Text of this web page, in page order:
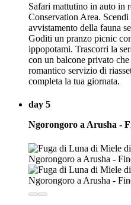
Safari mattutino in auto in
Conservation Area.
avvistamento della fauna
Goditi un pranzo picnic
ippopotami. Trascorri la
con un balcone privato
romantico servizio di
completa la tua giornata.
day 5
Ngorongoro a Arusha -